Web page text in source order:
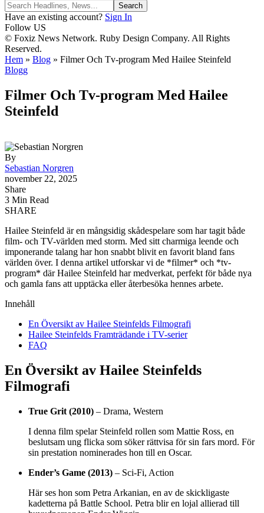
Have an existing account? Sign In
Follow US
© Foxiz News Network. Ruby Design Company. All Rights
Reserved.
Hem » Blog » Filmer Och Tv-program Med Hailee Steinfeld
Blogg
Filmer Och Tv-program Med Hailee
Steinfeld
By
Sebastian Norgren
november 22, 2025
Share
3 Min Read
SHARE
Hailee Steinfeld är en mångsidig skådespelare som har tagit både
film- och TV-världen med storm. Med sitt charmiga leende och
imponerande talang har hon snabbt blivit en favorit bland fans
världen över. I denna artikel utforskar vi de *filmer* och *tv-
program* där Hailee Steinfeld har medverkat, perfekt för både nya
och gamla fans att upptäcka eller återbesöka hennes arbete.
Innehåll
En Översikt av Hailee Steinfelds Filmografi
Hailee Steinfelds Framträdande i TV-serier
FAQ
En Översikt av Hailee Steinfelds
Filmografi
True Grit (2010) – Drama, Western
I denna film spelar Steinfeld rollen som Mattie Ross, en
beslutsam ung flicka som söker rättvisa för sin fars mord. För
sin prestation nominerades hon till en Oscar.
Ender’s Game (2013) – Sci-Fi, Action
Här ses hon som Petra Arkanian, en av de skickligaste
kadetterna på Battle School. Petra blir en lojal allierad till